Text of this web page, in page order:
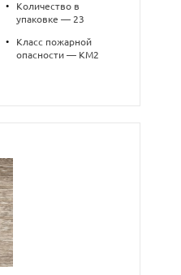
•
Количество в
упаковке — 23
•
Класс пожарной
опасности — КМ2